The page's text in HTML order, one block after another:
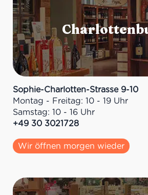
Sophie-Charlotten-Strasse 9-10
Montag - Freitag: 10 - 19 Uhr
Samstag: 10 - 16 Uhr
+49 30 3021728
Wir öffnen morgen wieder